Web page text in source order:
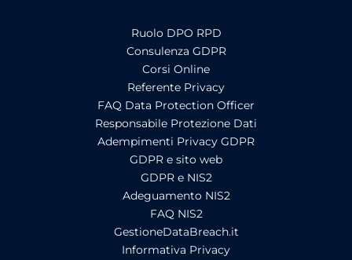
Ruolo DPO RPD
Consulenza GDPR
Corsi Online
Referente Privacy
FAQ Data Protection Officer
Responsabile Protezione Dati
Adempimenti Privacy GDPR
GDPR e sito web
GDPR e NIS2
Adeguamento NIS2
FAQ NIS2
GestioneDataBreach.it
Informativa Privacy